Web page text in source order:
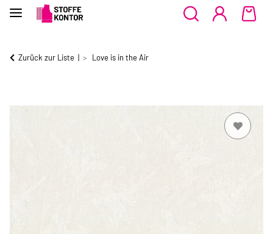
Zurück zur Liste Love is in the Air